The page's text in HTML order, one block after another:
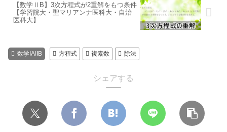
【数学ⅡB】3次方程式が2重解をもつ条件
【学習院大・聖マリアンナ医科大・自治
医科大】
数学IAIIB 方程式 複素数 除法
シェアする